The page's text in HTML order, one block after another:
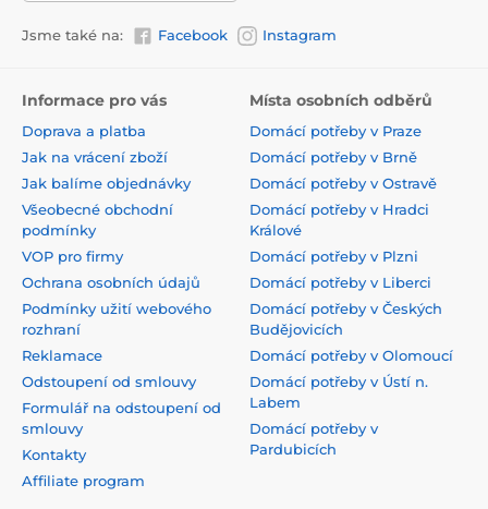
Jsme také na: Facebook Instagram
Informace pro vás
Doprava a platba
Jak na vrácení zboží
Jak balíme objednávky
Všeobecné obchodní
podmínky
VOP pro firmy
Ochrana osobních údajů
Podmínky užití webového
rozhraní
Reklamace
Odstoupení od smlouvy
Formulář na odstoupení od
smlouvy
Kontakty
Affiliate program
Místa osobních odběrů
Domácí potřeby v Praze
Domácí potřeby v Brně
Domácí potřeby v Ostravě
Domácí potřeby v Hradci
Králové
Domácí potřeby v Plzni
Domácí potřeby v Liberci
Domácí potřeby v Českých
Budějovicích
Domácí potřeby v Olomoucí
Domácí potřeby v Ústí n.
Labem
Domácí potřeby v
Pardubicích